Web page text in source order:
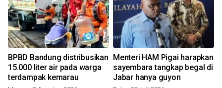
BPBD Bandung distribusikan
15.000 liter air pada warga
terdampak kemarau
Menteri HAM Pigai harapkan
sayembara tangkap begal di
Jabar hanya guyon